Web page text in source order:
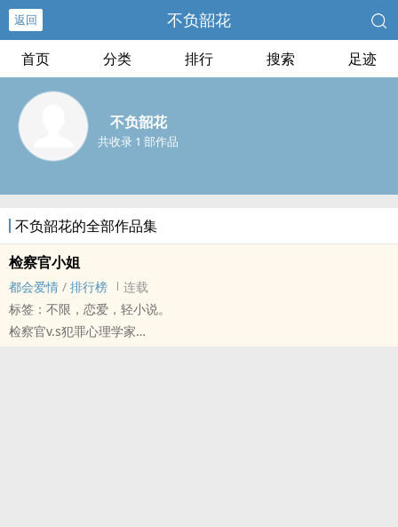
返回 不负韶花
首页 分类 排行 搜索 足迹
不负韶花
共收录 1 部作品
不负韶花的全部作品集
检察官小姐
都会爱情 / 排行榜
连载
标签：不限，恋爱，轻小说。
检察官v.s犯罪心理学家